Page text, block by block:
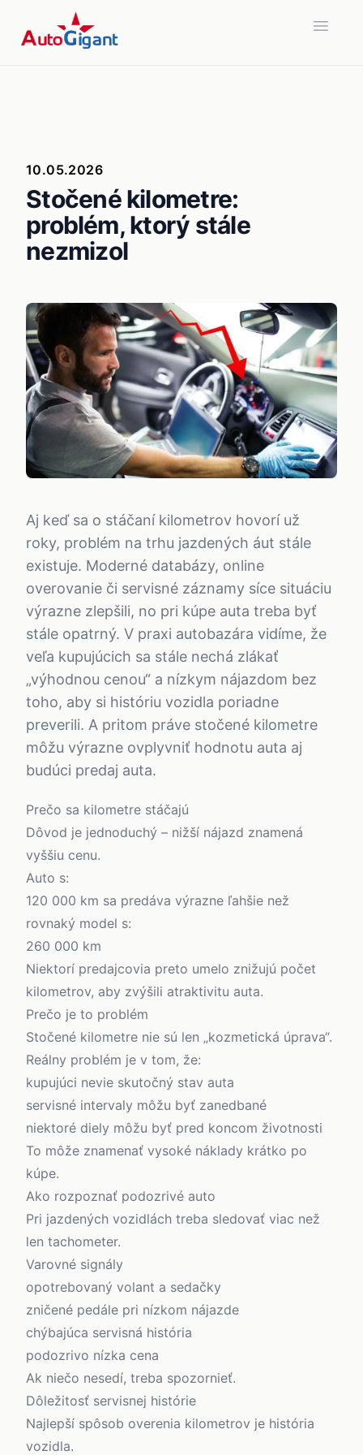
Open
10.05.2026
Stočené kilometre:
problém, ktorý stále
nezmizol
Aj keď sa o stáčaní kilometrov hovorí už
roky, problém na trhu jazdených áut stále
existuje. Moderné databázy, online
overovanie či servisné záznamy síce situáciu
výrazne zlepšili, no pri kúpe auta treba byť
stále opatrný. V praxi autobazára vidíme, že
veľa kupujúcich sa stále nechá zlákať
„výhodnou cenou“ a nízkym nájazdom bez
toho, aby si históriu vozidla poriadne
preverili. A pritom práve stočené kilometre
môžu výrazne ovplyvniť hodnotu auta aj
budúci predaj auta.
Prečo sa kilometre stáčajú
Dôvod je jednoduchý – nižší nájazd znamená
vyššiu cenu.
Auto s:
120 000 km sa predáva výrazne ľahšie než
rovnaký model s:
260 000 km
Niektorí predajcovia preto umelo znižujú počet
kilometrov, aby zvýšili atraktivitu auta.
Prečo je to problém
Stočené kilometre nie sú len „kozmetická úprava“.
Reálny problém je v tom, že:
kupujúci nevie skutočný stav auta
servisné intervaly môžu byť zanedbané
niektoré diely môžu byť pred koncom životnosti
To môže znamenať vysoké náklady krátko po
kúpe.
Ako rozpoznať podozrivé auto
Pri jazdených vozidlách treba sledovať viac než
len tachometer.
Varovné signály
opotrebovaný volant a sedačky
zničené pedále pri nízkom nájazde
chýbajúca servisná história
podozrivo nízka cena
Ak niečo nesedí, treba spozornieť.
Dôležitosť servisnej histórie
Najlepší spôsob overenia kilometrov je história
vozidla.